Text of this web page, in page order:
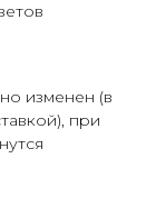
изменен (в
при